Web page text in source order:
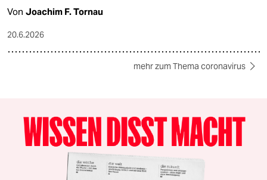
Von Joachim F. Tornau
20.6.2026
mehr zum Thema coronavirus